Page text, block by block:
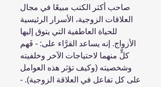
صاحب أكثر الكتب مبيعًا في مجال
العلاقات الزوجية، الأسرار الرئيسية
للحياة العاطفية التي يتوق إليها
الأزواج. إنه يساعد القرَّاء على: - فَهم
كلٍّ منهما لاحتياجات الآخر وخلفيته
وشخصيته (وكيف تؤثر هذه العوامل
على كل تفاعل في العلاقة الزوجية). -